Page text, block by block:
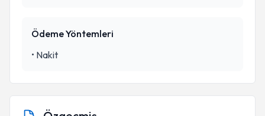
Ödeme Yöntemleri
• Nakit